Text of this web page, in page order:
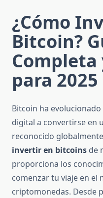
¿Cómo
Bitcoin?
Completa
para 2025
Bitcoin ha
digital a convertirse en
reconocido
invertir en bitcoins de
proporciona los
comenzar tu viaje en el
criptomonedas. Desde